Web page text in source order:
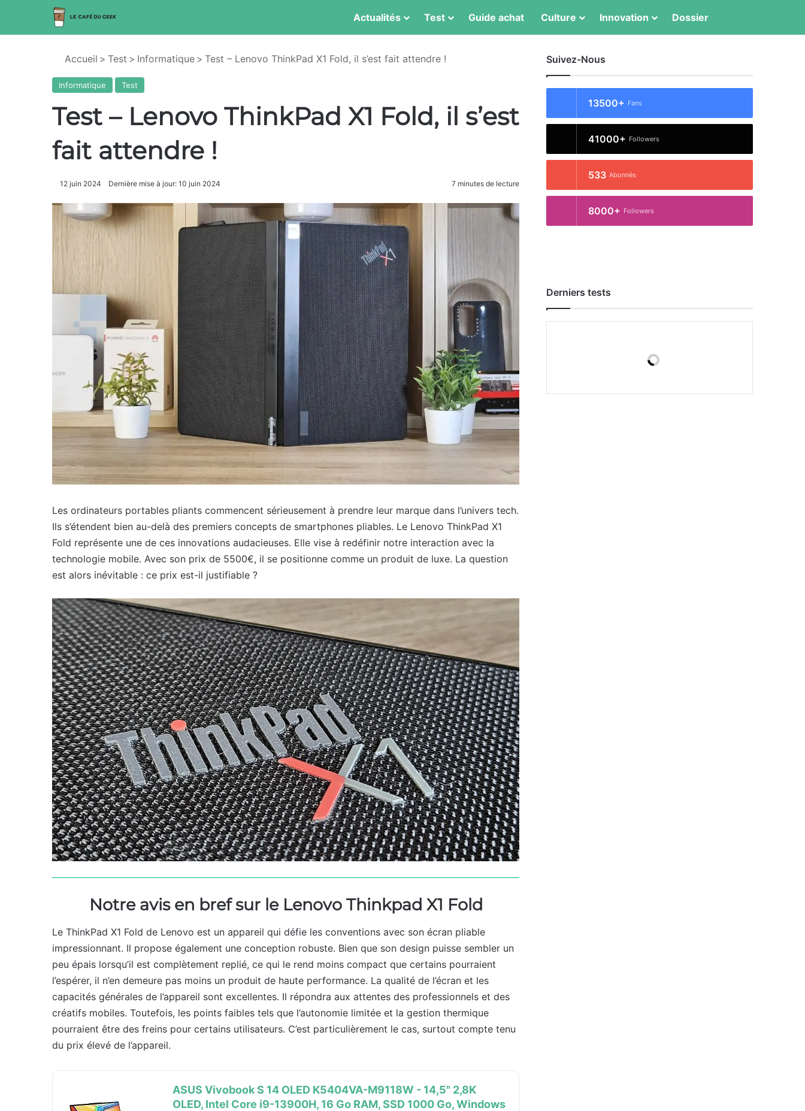
Actualités Test Guide achat Culture Innovation Dossier
Accueil > Test > Informatique > Test – Lenovo ThinkPad X1 Fold, il s’est fait attendre !
Informatique Test
Test – Lenovo ThinkPad X1 Fold, il s’est
fait attendre !
12 juin 2024 Dernière mise à jour: 10 juin 2024 7 minutes de lecture
Les ordinateurs portables pliants commencent sérieusement à prendre leur marque dans l’univers tech.
Ils s’étendent bien au-delà des premiers concepts de smartphones pliables. Le Lenovo ThinkPad X1
Fold représente une de ces innovations audacieuses. Elle vise à redéfinir notre interaction avec la
technologie mobile. Avec son prix de 5500€, il se positionne comme un produit de luxe. La question
est alors inévitable : ce prix est-il justifiable ?
Notre avis en bref sur le Lenovo Thinkpad X1 Fold
Le ThinkPad X1 Fold de Lenovo est un appareil qui défie les conventions avec son écran pliable
impressionnant. Il propose également une conception robuste. Bien que son design puisse sembler un
peu épais lorsqu’il est complètement replié, ce qui le rend moins compact que certains pourraient
l’espérer, il n’en demeure pas moins un produit de haute performance. La qualité de l’écran et les
capacités générales de l’appareil sont excellentes. Il répondra aux attentes des professionnels et des
créatifs mobiles. Toutefois, les points faibles tels que l’autonomie limitée et la gestion thermique
pourraient être des freins pour certains utilisateurs. C’est particulièrement le cas, surtout compte tenu
du prix élevé de l’appareil.
ASUS Vivobook S 14 OLED K5404VA-M9118W - 14,5" 2,8K
OLED, Intel Core i9-13900H, 16 Go RAM, SSD 1000 Go, Windows
Suivez-Nous
13500+ Fans
41000+ Followers
533 Abonnés
8000+ Followers
Derniers tests